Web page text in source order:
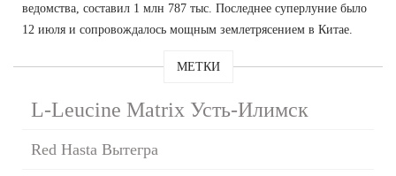
ведомства, составил 1 млн 787 тыс. Последнее суперлуние было
12 июля и сопровождалось мощным землетрясением в Китае.
МЕТКИ
L-Leucine Matrix Усть-Илимск
Red Hasta Вытегра